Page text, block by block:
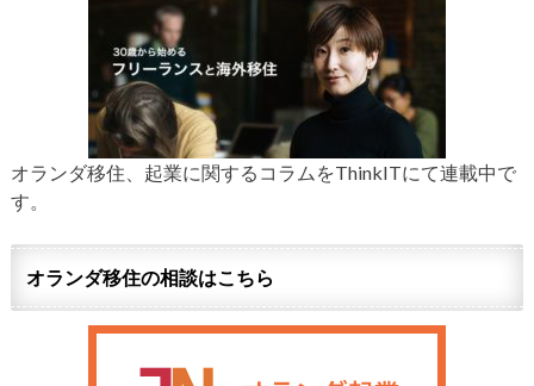
オランダ移住、起業に関するコラムをThinkITにて連載中で
す。
オランダ移住の相談はこちら